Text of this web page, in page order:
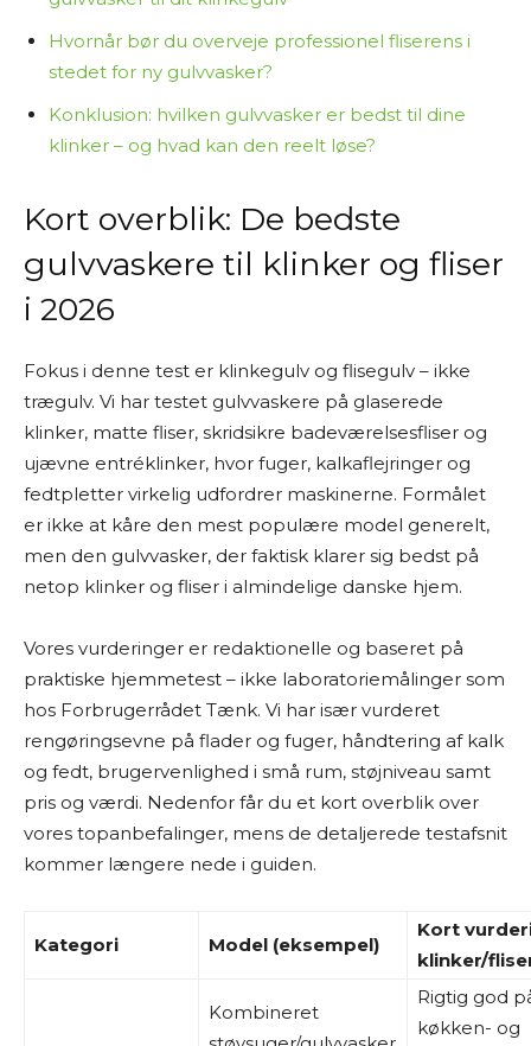
Hvornår bør du overveje professionel fliserens i
stedet for ny gulvvasker?
Konklusion: hvilken gulvvasker er bedst til dine
klinker – og hvad kan den reelt løse?
Kort overblik: De bedste
gulvvaskere til klinker og fliser
i 2026
Fokus i denne test er klinkegulv og flisegulv – ikke
trægulv. Vi har testet gulvvaskere på glaserede
klinker, matte fliser, skridsikre badeværelsesfliser og
ujævne entréklinker, hvor fuger, kalkaflejringer og
fedtpletter virkelig udfordrer maskinerne. Formålet
er ikke at kåre den mest populære model generelt,
men den gulvvasker, der faktisk klarer sig bedst på
netop klinker og fliser i almindelige danske hjem.
Vores vurderinger er redaktionelle og baseret på
praktiske hjemmetest – ikke laboratoriemålinger som
hos Forbrugerrådet Tænk. Vi har især vurderet
rengøringsevne på flader og fuger, håndtering af kalk
og fedt, brugervenlighed i små rum, støjniveau samt
pris og værdi. Nedenfor får du et kort overblik over
vores topanbefalinger, mens de detaljerede testafsnit
kommer længere nede i guiden.
Kategori Model (eksempel)
Kort
klinker/
Kombineret
Rigtig god
køkken- og